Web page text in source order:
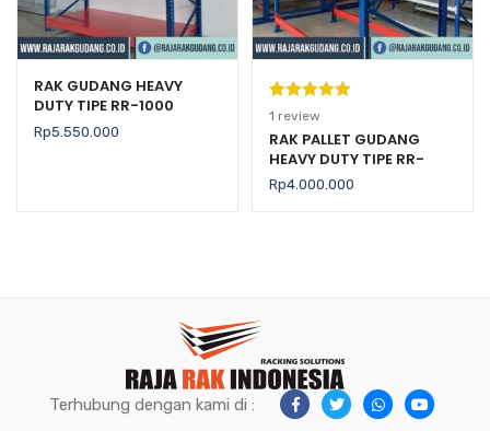
RAK GUDANG HEAVY
DUTY TIPE RR-1000
Rp5.550.000
Peringkat
5.00dari 5
berdasarka
n
1
penilaian
1 review
RAK PALLET GUDANG
HEAVY DUTY TIPE RR-
2000 KAPASITAS 2 TON /
LEVEL
Rp4.000.000
Terhubung dengan kami di :